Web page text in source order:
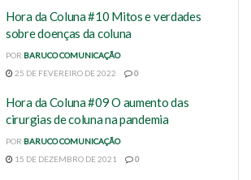
Hora da Coluna #10 Mitos e verdades
sobre doenças da coluna
POR BARUCO COMUNICAÇÃO
25 DE FEVEREIRO DE 2022
0
Hora da Coluna #09 O aumento das
cirurgias de coluna na pandemia
POR BARUCO COMUNICAÇÃO
15 DE DEZEMBRO DE 2021
0